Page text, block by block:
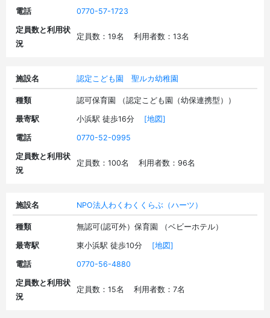
電話 0770-57-1723
定員数と利用状
況
定員数：19名 利用者数：13名
施設名 認定こども園 聖ルカ幼稚園
種類 認可保育園 （認定こども園（幼保連携型））
最寄駅 小浜駅 徒歩16分 [地図]
電話 0770-52-0995
定員数と利用状
況
定員数：100名 利用者数：96名
施設名 NPO法人わくわくくらぶ（ハーツ）
種類 無認可(認可外）保育園 （ベビーホテル）
最寄駅 東小浜駅 徒歩10分 [地図]
電話 0770-56-4880
定員数と利用状
況
定員数：15名 利用者数：7名